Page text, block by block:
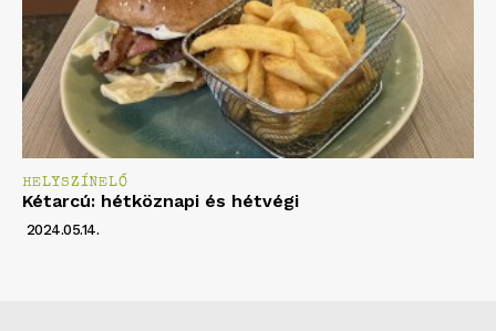
HELYSZÍNELŐ
Kétarcú: hétköznapi és hétvégi
2024.05.14.